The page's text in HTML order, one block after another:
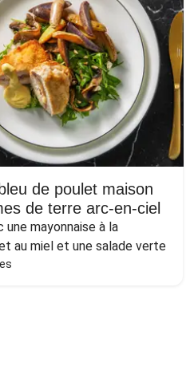
de poulet maison
de terre arc-en-ciel
une mayonnaise à la
au miel et une salade verte